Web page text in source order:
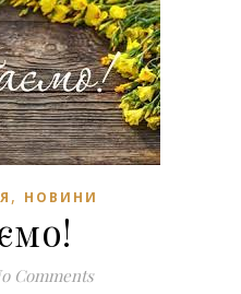
, НОВИНИ
Comments